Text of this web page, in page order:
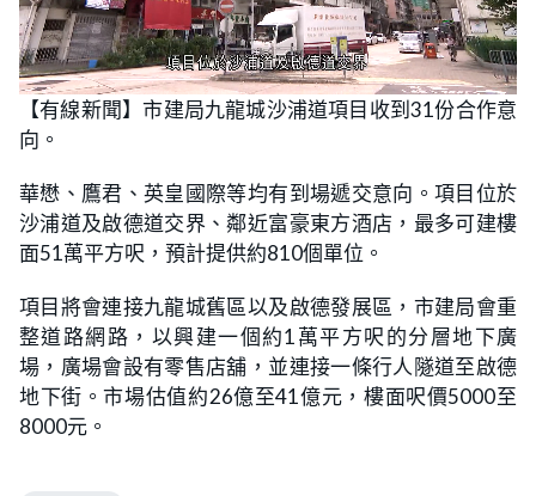
U
n
m
L
o
a
d
8
.
4
6
%
【有線新聞】市建局九龍城沙浦道項目收到31份合作意
向。
華懋、鷹君、英皇國際等均有到場遞交意向。項目位於
沙浦道及啟德道交界、鄰近富豪東方酒店，最多可建樓
面51萬平方呎，預計提供約810個單位。
項目將會連接九龍城舊區以及啟德發展區，市建局會重
整道路網路，以興建一個約1萬平方呎的分層地下廣
場，廣場會設有零售店舖，並連接一條行人隧道至啟德
地下街。市場估值約26億至41億元，樓面呎價5000至
8000元。